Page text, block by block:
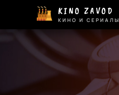
KINO ZAVOD
КИНО И СЕРИАЛЫ